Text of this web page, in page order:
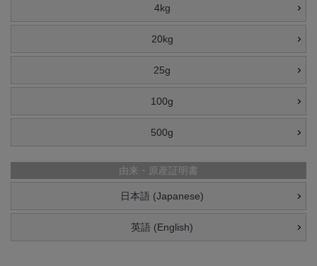
4kg
20kg
25g
100g
500g
由来・原産証明書
日本語 (Japanese)
英語 (English)